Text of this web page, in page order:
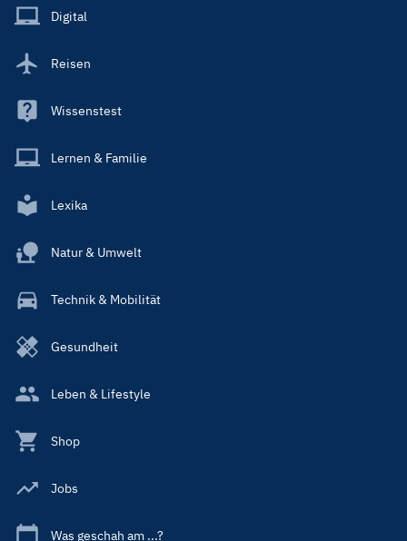
Main
Digital
Reisen
Wissenstest
Lernen & Familie
Lexika
Natur & Umwelt
Technik & Mobilität
Gesundheit
Leben & Lifestyle
Shop
Jobs
Was geschah am ...?